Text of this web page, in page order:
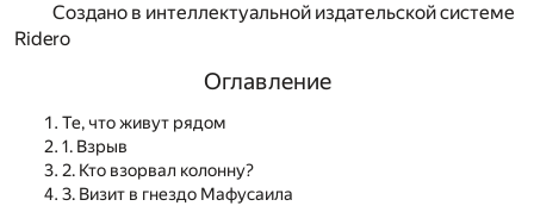
Создано в интеллектуальной издательской системе
Ridero
Оглавление
Те, что живут рядом
1. Взрыв
2. Кто взорвал колонну?
3. Визит в гнездо Мафусаила